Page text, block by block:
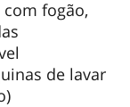
fogão,
de lavar